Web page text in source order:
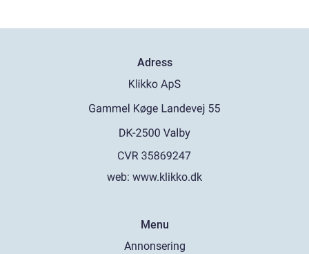
Adress
web: www.klikko.dk
Menu
Annonsering